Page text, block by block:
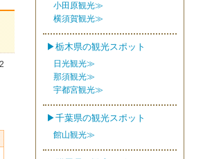
小田原観光≫
横須賀観光≫
▶栃木県の観光スポット
日光観光≫
那須観光≫
宇都宮観光≫
▶千葉県の観光スポット
館山観光≫